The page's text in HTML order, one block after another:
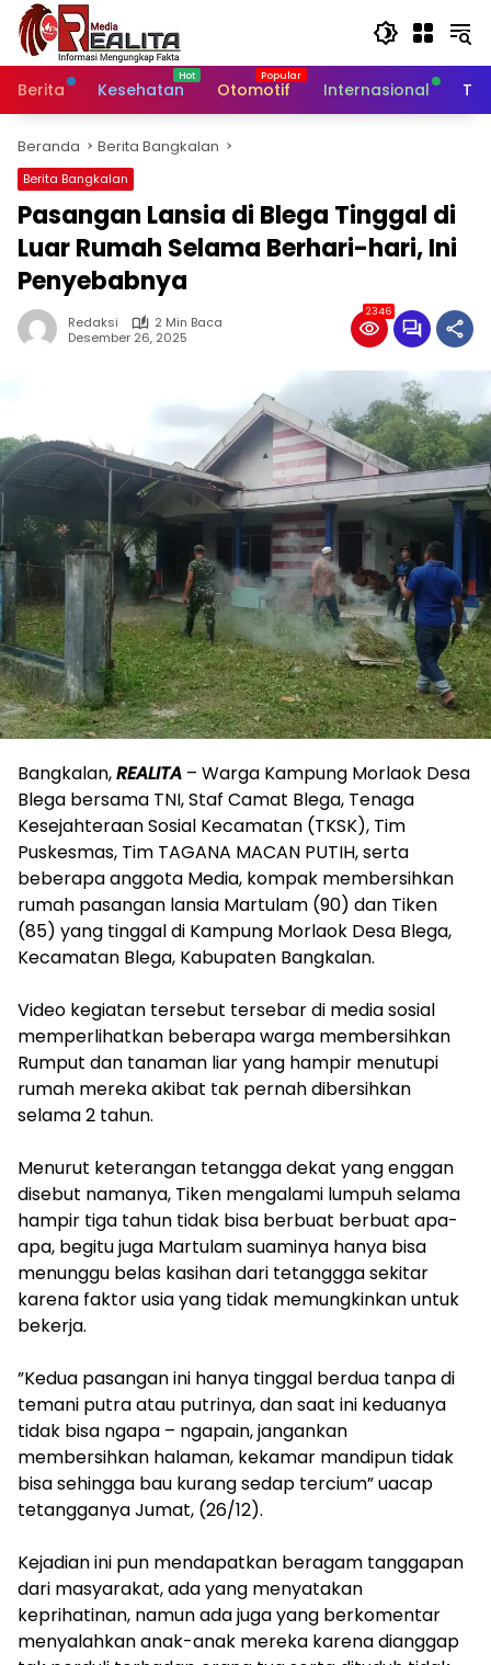
Langsung
konten
Berita
Kesehatan Otomotif Internasional
Beranda Berita Bangkalan
Berita Bangkalan
‎Pasangan Lansia di Blega Tinggal di
Luar Rumah Selama Berhari-hari, Ini
Penyebabnya
Redaksi
2 Min Baca
Desember 26, 2025
2346
Bangkalan,REALITA – Warga Kampung Morlaok Desa
Blega bersama TNI, Staf Camat Blega, Tenaga
Kesejahteraan Sosial Kecamatan (TKSK), Tim
Puskesmas, Tim TAGANA MACAN PUTIH, serta
beberapa anggota Media, kompak membersihkan
rumah pasangan lansia Martulam (90) dan Tiken
(85) yang tinggal di Kampung Morlaok Desa Blega,
Kecamatan Blega, Kabupaten Bangkalan.
‎Video kegiatan tersebut tersebar di media sosial
memperlihatkan beberapa warga membersihkan
Rumput dan tanaman liar yang hampir menutupi
rumah mereka akibat tak pernah dibersihkan
selama 2 tahun.
‎Menurut keterangan tetangga dekat yang enggan
disebut namanya, Tiken mengalami lumpuh selama
hampir tiga tahun tidak bisa berbuat berbuat apa-
apa, begitu juga Martulam suaminya hanya bisa
menunggu belas kasihan dari tetanggga sekitar
karena faktor usia yang tidak memungkinkan untuk
bekerja.
‎”Kedua pasangan ini hanya tinggal berdua tanpa di
temani putra atau putrinya, dan saat ini keduanya
tidak bisa ngapa – ngapain, jangankan
membersihkan halaman, kekamar mandipun tidak
bisa sehingga bau kurang sedap tercium” uacap
tetangganya Jumat, (26/12).
‎Kejadian ini pun mendapatkan beragam tanggapan
dari masyarakat, ada yang menyatakan
keprihatinan, namun ada juga yang berkomentar
menyalahkan anak-anak mereka karena dianggap